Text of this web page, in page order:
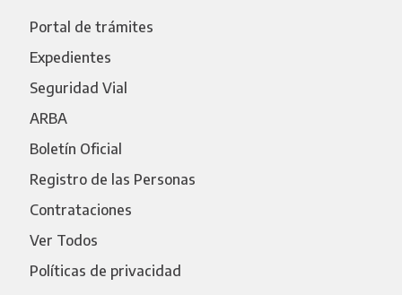
Portal de trámites
Expedientes
Seguridad Vial
ARBA
Boletín Oficial
Registro de las Personas
Contrataciones
Ver Todos
Políticas de privacidad